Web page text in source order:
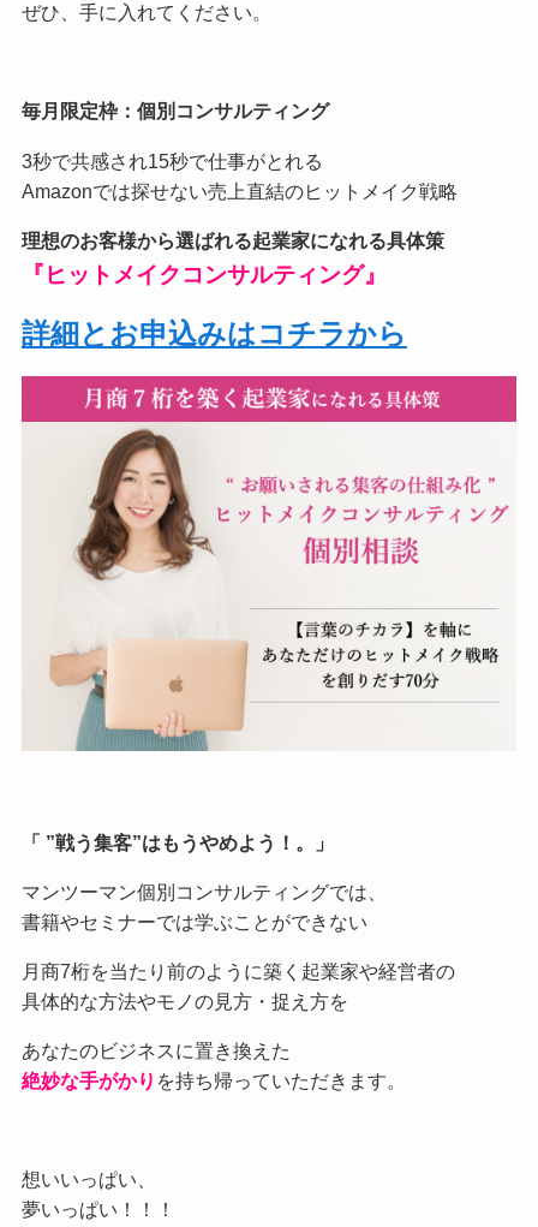
ぜひ、手に入れてください。
毎月限定枠：個別コンサルティング
3秒で共感され15秒で仕事がとれる
Amazonでは探せない売上直結のヒットメイク戦略
理想のお客様から選ばれる起業家になれる具体策
『ヒットメイクコンサルティング』
詳細とお申込みはコチラから
「 ”戦う集客”はもうやめよう！。」
マンツーマン個別コンサルティングでは、
書籍やセミナーでは学ぶことができない
月商7桁を当たり前のように築く起業家や経営者の
具体的な方法やモノの見方・捉え方を
あなたのビジネスに置き換えた
絶妙な手がかり を持ち帰っていただきます。
想いいっぱい、
夢いっぱい！！！